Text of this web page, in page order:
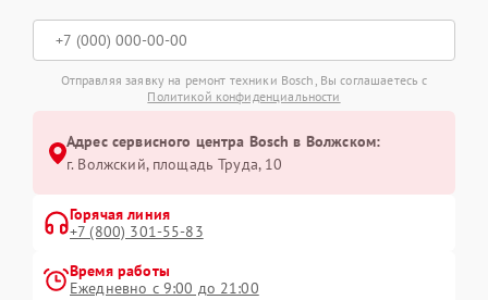
Отправляя заявку на ремонт техники Bosch, Вы соглашаетесь с
Политикой конфиденциальности
Адрес сервисного центра Bosch в Волжском:
г. Волжский, площадь Труда, 10
Горячая линия
+7 (800) 301-55-83
Время работы
Ежедневно с 9:00 до 21:00